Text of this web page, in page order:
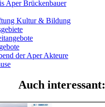
Aper Brückenbauer
Kultur & Bildung
der Aper Akteure
Auch interessant: